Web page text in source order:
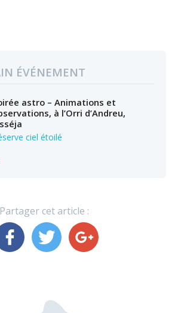
ÉVÉNEMENT
astro – Animations et
à l’Orri d’Andreu,
ciel étoilé
Partager cet article :